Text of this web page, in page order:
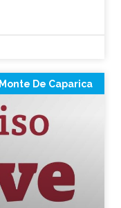
Monte De Caparica